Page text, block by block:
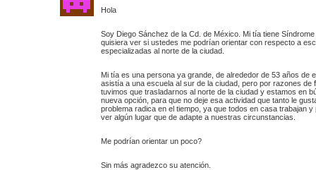
Hola
Soy Diego Sánchez de la Cd. de México. Mi tía tiene
quisiera ver si ustedes me podrían orientar con respecto a
especializadas al norte de la ciudad.
Mi tía es una persona ya grande, de alrededor de 53 años de
asistía a una escuela al sur de la ciudad, pero por razones de
tuvimos que trasladarnos al norte de la ciudad y estamos en
nueva opción, para que no deje esa actividad que tanto le
problema radica en el tiempo, ya que todos en casa trabajan
ver algún lugar que de adapte a nuestras circunstancias.
Me podrían orientar un poco?
Sin más agradezco su atención.